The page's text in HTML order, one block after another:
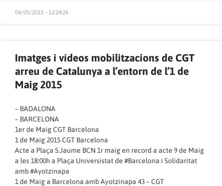
04/05/2015 - 12:24:26
Imatges i vídeos mobilitzacions de CGT
arreu de Catalunya a l’entorn de l’1 de
Maig 2015
– BADALONA
– BARCELONA
1er de Maig CGT Barcelona
1 de Maig 2015 CGT Barcelona
Acte a Plaça S.Jaume BCN 1r maig en record a acte 9 de Maig
a les 18:00h a Plaça Universistat de #Barcelona i Solidaritat
amb #Ayotzinapa
1 de Maig a Barcelona amb Ayotzinapa 43 – CGT